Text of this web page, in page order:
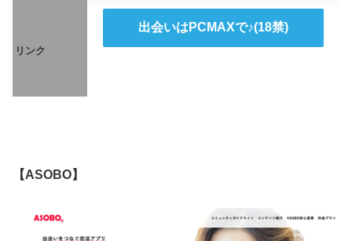
リンク
出会いはPCMAXで♪(18禁)
【ASOBO】